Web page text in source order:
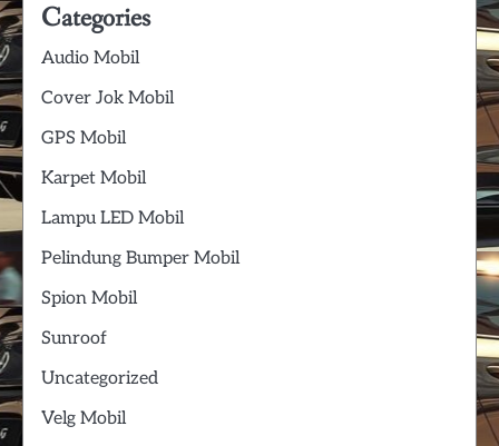
Categories
Audio Mobil
Cover Jok Mobil
GPS Mobil
Karpet Mobil
Lampu LED Mobil
Pelindung Bumper Mobil
Spion Mobil
Sunroof
Uncategorized
Velg Mobil